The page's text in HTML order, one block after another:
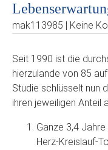
mak113985 | Keine
Seit 1990 ist die
hierzulande von 85
Studie schlüsselt nun
ihren jeweiligen Anteil
Ganze 3,4
Herz-Kreislauf-